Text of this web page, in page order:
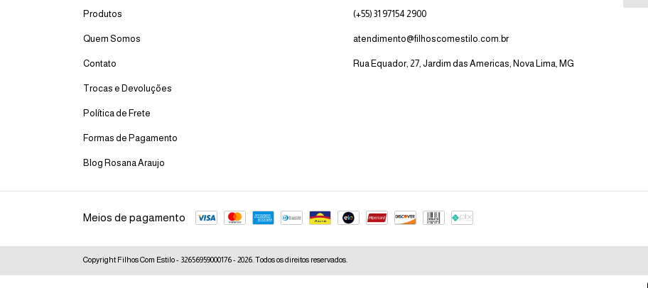
Produtos
Quem Somos
Contato
Trocas e Devoluções
Política de Frete
Formas de Pagamento
Blog Rosana Araujo
(+55) 31 97154 2900
atendimento@filhoscomestilo.com.br
Rua Equador, 27, Jardim das Americas, Nova Lima, MG
Meios de pagamento
Copyright Filhos Com Estilo - 32656959000176 - 2026. Todos os direitos reservados.